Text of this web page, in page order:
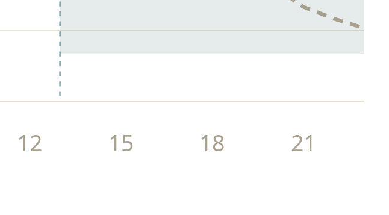
12 15 18 21